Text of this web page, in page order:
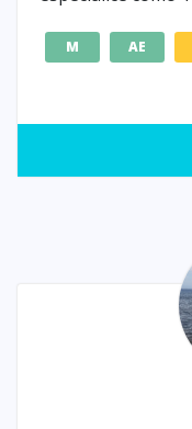
M AE